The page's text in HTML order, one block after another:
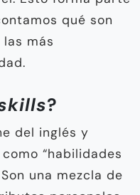
qué son
más
?
del inglés y
“habilidades
una mezcla de